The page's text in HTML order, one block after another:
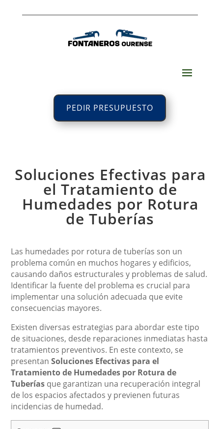
PEDIR PRESUPUESTO
Soluciones Efectivas para
el Tratamiento de
Humedades por Rotura
de Tuberías
Las humedades por rotura de tuberías son un
problema común en muchos hogares y edificios,
causando daños estructurales y problemas de salud.
Identificar la fuente del problema es crucial para
implementar una solución adecuada que evite
consecuencias mayores.
Existen diversas estrategias para abordar este tipo
de situaciones, desde reparaciones inmediatas hasta
tratamientos preventivos. En este contexto, se
presentanSoluciones Efectivas para el
Tratamiento de Humedades por Rotura de
Tuberías que garantizan una recuperación integral
de los espacios afectados y previenen futuras
incidencias de humedad.